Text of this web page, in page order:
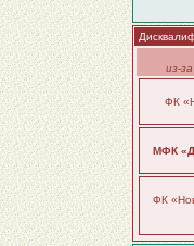
из-
ФК
МФК
ФК